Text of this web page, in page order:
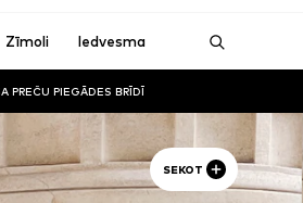
Zīmoli Iedvesma
PREČU PIEGĀDES BRĪDĪ
SEKOT